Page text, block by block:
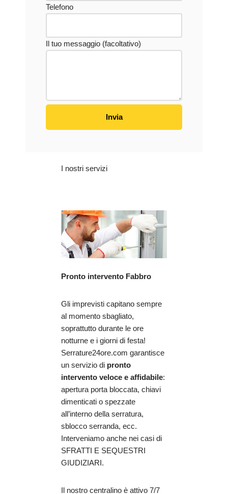
Telefono
Il tuo messaggio (facoltativo)
I nostri servizi
Pronto intervento Fabbro
Gli imprevisti capitano sempre
al momento sbagliato,
soprattutto durante le ore
notturne e i giorni di festa!
Serrature24ore.com garantisce
un servizio di pronto
intervento veloce e affidabile:
apertura porta bloccata, chiavi
dimenticati o spezzate
all’interno della serratura,
sblocco serranda, ecc.
Interveniamo anche nei casi di
SFRATTI E SEQUESTRI
GIUDIZIARI.
Il nostro centralino è attivo 7/7